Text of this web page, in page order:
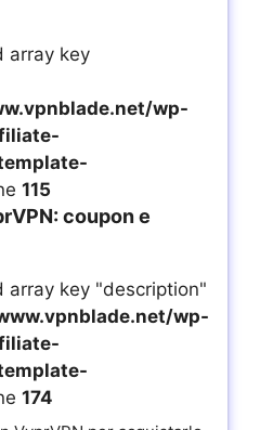
array key
wp-
115
coupon e
array key "description"
wp-
174